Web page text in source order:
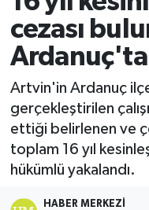
cezası
Ardanuç'ta
Artvin'in Ardanuç
gerçekleştirilen
ettiği belirlenen ve
toplam 16 yıl
hükümlü yakalandı.
HABER MERKEZI
Ekonomi
Sağlık
Tokat Haber